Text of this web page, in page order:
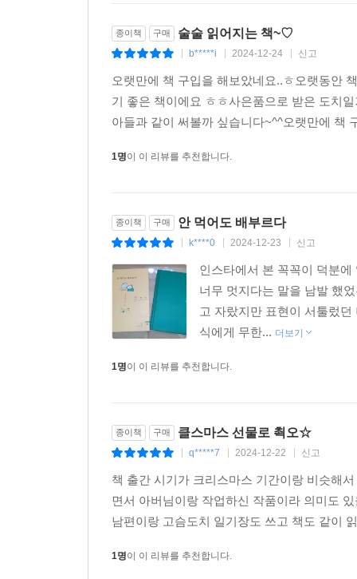
종이책 구매 술술 읽어지는 책~♡
b*****i 2024-12-24 신고
오랫만에 책 구입을 해보았네요..ㅎ오랫동안
기 좋은 책이에요 ㅎㅎ사은품으로 받은 도치
아들과 같이 써볼까 싶습니다~^^오랫만에 책
1명이 이 리뷰를 추천합니다.
종이책 구매 안 먹어도 배부르다
k****0 2024-12-23 신고
인스타에서 본 꼭꼭이 덕분
너무 멋지다는 말을 남발 했
고 자랐지만 표현이 서툴렀
식에게 무한... 더보기
1명이 이 리뷰를 추천합니다.
종이책 구매 클스마스 선물로 쵝오☆
q*****7 2024-12-22 신고
책 출간 시기가 크리스마스 기간이랑 비슷해
면서 아버님이랑 작업하신 작품이라 의미도
남편이랑 고슴도치 일기장도 쓰고 책도 같이
1명이 이 리뷰를 추천합니다.